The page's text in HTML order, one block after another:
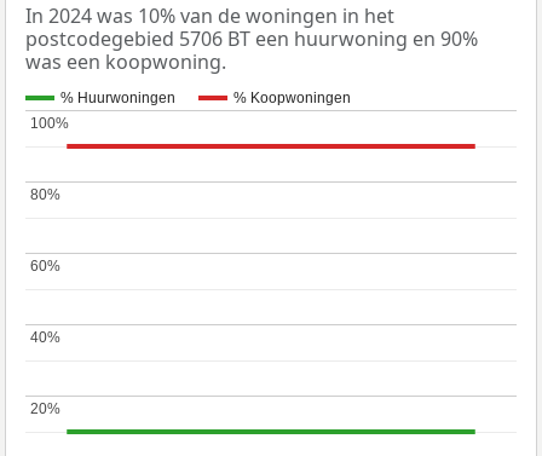
In 2024 was 10% van de woningen in het
postcodegebied 5706 BT een huurwoning en 90%
was een koopwoning.
% Huurwoningen % Koopwoningen
20%
20%
40%
40%
60%
60%
80%
80%
100%
100%